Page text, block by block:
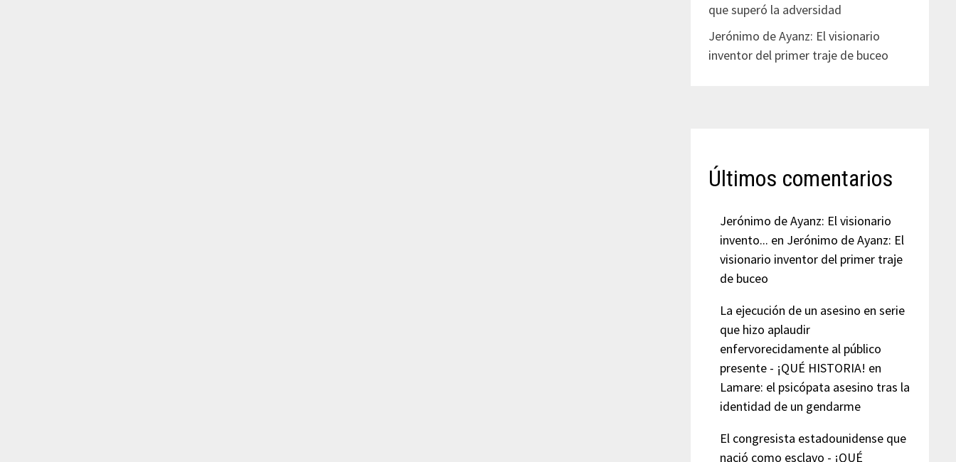
que superó la adversidad
Jerónimo de Ayanz: El visionario
inventor del primer traje de buceo
Últimos comentarios
Jerónimo de Ayanz: El visionario
invento... en Jerónimo de Ayanz: El
visionario inventor del primer traje
de buceo
La ejecución de un asesino en serie
que hizo aplaudir
enfervorecidamente al público
presente - ¡QUÉ HISTORIA! en
Lamare: el psicópata asesino tras la
identidad de un gendarme
El congresista estadounidense que
nació como esclavo - ¡QUÉ